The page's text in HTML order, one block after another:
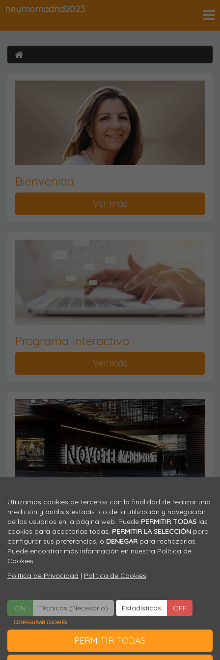
neumomadrid2023
Bienvenida
Ver más
Programa Interactivo
Ver más
Inscripciones
Ver más
Viajes El Corte Inglés
Secretaría Técnica
Congresos Médicos Científico
91 330 07 25
Utilizamos cookies de terceros con la finalidad de realizar una
medición y análisis estadístico de la utilización y navegación
de los usuarios en la página web. Puede PERMITIR TODAS las
cookies para aceptarlas todas, PERMITIR LA SELECCIÓN para
configurar sus preferencias, o DENEGAR para rechazarlas.
Puede encontrar más información en nuestra Política de
Cookies.
Política de Privacidad | Politica de Cookies
ON Técnicos (Necesario) OFF
ON Estadísticos OFF
CONFIGURAR COOKIES
PERMITIR TODAS